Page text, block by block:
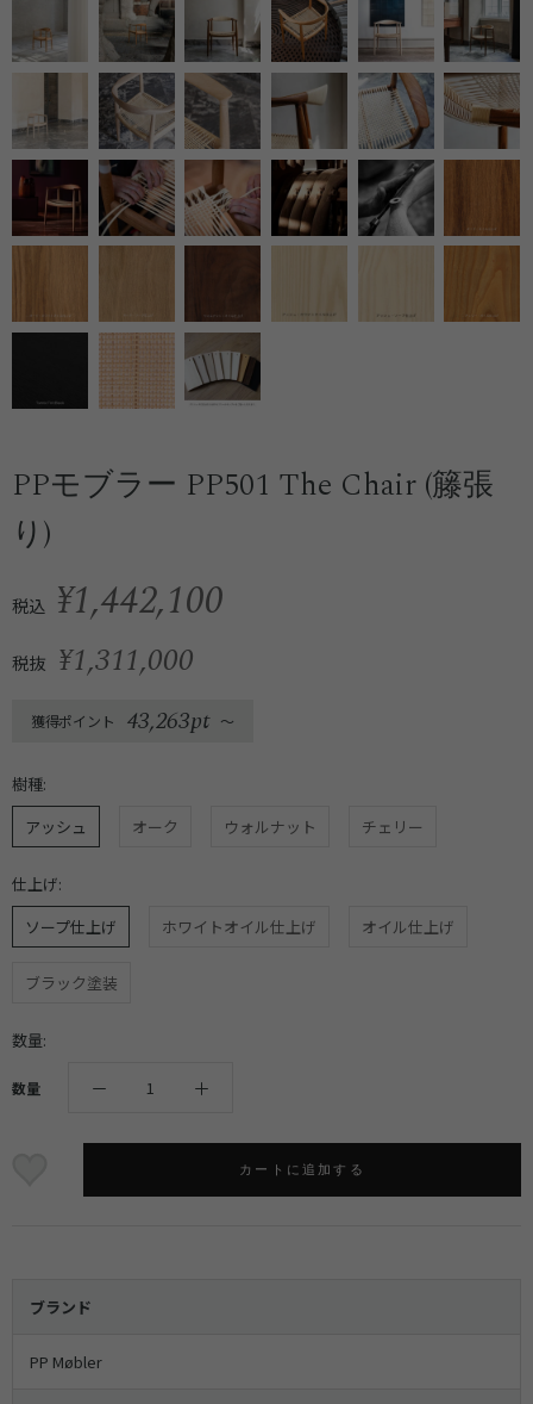
PPモブラー PP501 The Chair (籐張
り)
税込 ¥1,442,100
税抜 ¥1,311,000
獲得ポイント 43,263pt 〜
樹種:
アッシュ
オーク ウォルナット チェリー
仕上げ:
ソープ仕上げ
ホワイトオイル仕上げ オイル仕上げ
ブラック塗装
数量:
数量
カートに追加する
ブランド
PP Møbler